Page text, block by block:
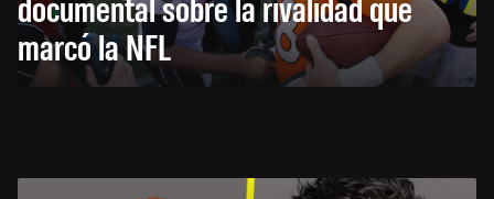
marcó la NFL